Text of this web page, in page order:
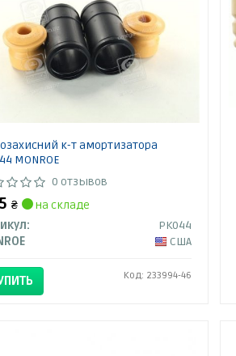
к-т амортизатора
MONROE
0 отзывов
₴
на складе
PK044
США
Код: 233994-46